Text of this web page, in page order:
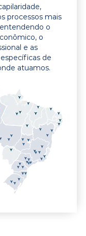
processos mais
o
o
e as
de
atuamos.